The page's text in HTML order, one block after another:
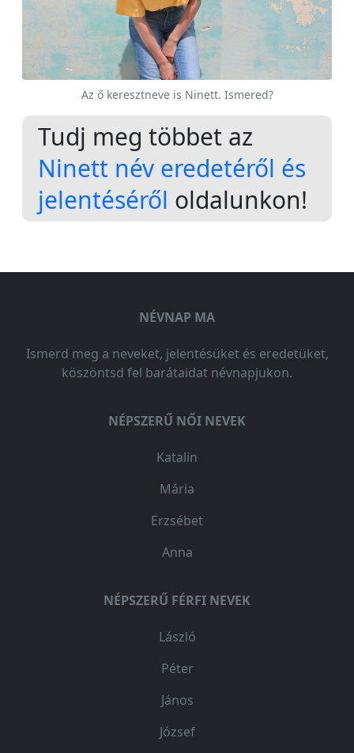
Az ő keresztneve is Ninett. Ismered?
Tudj meg többet az
Ninett név eredetéről és
jelentéséről oldalunkon!
NÉVNAP MA
Ismerd meg a neveket, jelentésüket és eredetüket,
köszöntsd fel barátaidat névnapjukon.
NÉPSZERŰ NŐI NEVEK
Katalin
Mária
Erzsébet
Anna
NÉPSZERŰ FÉRFI NEVEK
László
Péter
János
József